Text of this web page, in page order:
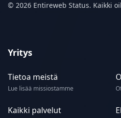
© 2026 Entireweb Status. Kaikki
Yritys
Tietoa meistä
Lue lisää missiostamme
Kaikki palvelut